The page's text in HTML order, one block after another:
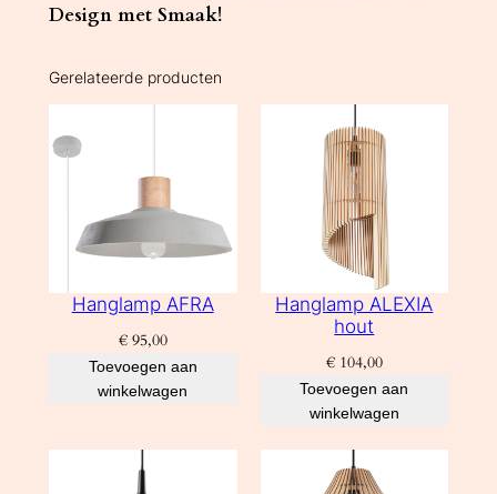
Design met Smaak!
Gerelateerde producten
Hanglamp AFRA
€95,00
Toevoegen aan
winkelwagen
Hanglamp ALEXIA
hout
€104,00
Toevoegen aan
winkelwagen